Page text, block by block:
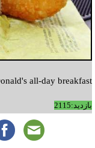
all-day breakfast
بازدید:2115